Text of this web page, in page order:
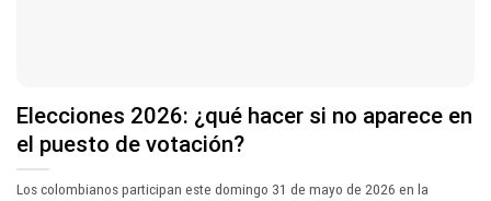
Elecciones 2026: ¿qué hacer si no aparece en
el puesto de votación?
Los colombianos participan este domingo 31 de mayo de 2026 en la